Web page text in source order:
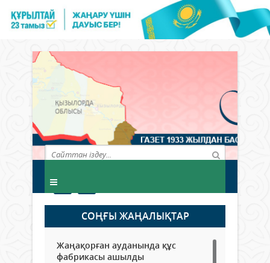
СОҢҒЫ ЖАҢАЛЫҚТАР
Жаңақорған ауданында құс
фабрикасы ашылды